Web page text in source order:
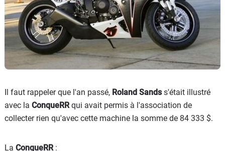
Il faut rappeler que l'an passé, Roland Sandss'était illustré
avec la ConqueRRqui avait permis à l'association de
collecter rien qu'avec cette machine la somme de 84 333 $.
La ConqueRR: